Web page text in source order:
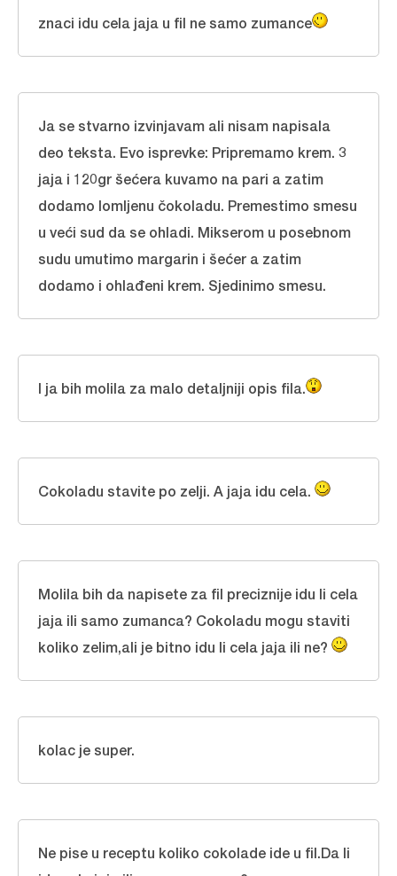
znaci idu cela jaja u fil ne samo zumance
Ja se stvarno izvinjavam ali nisam napisala
deo teksta. Evo isprevke: Pripremamo krem. 3
jaja i 120gr šećera kuvamo na pari a zatim
dodamo lomljenu čokoladu. Premestimo smesu
u veći sud da se ohladi. Mikserom u posebnom
sudu umutimo margarin i šećer a zatim
dodamo i ohlađeni krem. Sjedinimo smesu.
I ja bih molila za malo detaljniji opis fila.
Cokoladu stavite po zelji. A jaja idu cela.
Molila bih da napisete za fil preciznije idu li cela
jaja ili samo zumanca? Cokoladu mogu staviti
koliko zelim,ali je bitno idu li cela jaja ili ne?
kolac je super.
Ne pise u receptu koliko cokolade ide u fil.Da li